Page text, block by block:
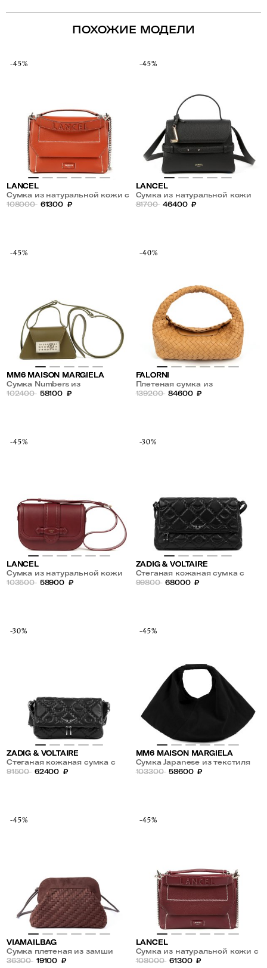
ПОХОЖИЕ МОДЕЛИ
-45%
LANCEL
Сумка из натуральной кожи с
плечевым ремнем-цепочкой
108000 61300 ₽
-45%
LANCEL
Сумка из натуральной кожи
81700 46400 ₽
-45%
MM6 MAISON MARGIELA
Сумка Numbers из
натуральной кожи
102400 58100 ₽
-40%
FALORNI
Плетеная сумка из
натуральной кожи
139200 84600 ₽
-45%
LANCEL
Сумка из натуральной кожи
103500 58900 ₽
-30%
ZADIG & VOLTAIRE
Стеганая кожаная сумка с
плечевым ремнем
99800 68000 ₽
-30%
ZADIG & VOLTAIRE
Стеганая кожаная сумка с
плечевым ремнем
91500 62400 ₽
-45%
MM6 MAISON MARGIELA
Сумка Japanese из текстиля
103300 58600 ₽
-45%
VIAMAILBAG
Сумка плетеная из замши
36300 19100 ₽
-45%
LANCEL
Сумка из натуральной кожи с
плечевым ремнем-цепочкой
108000 61300 ₽